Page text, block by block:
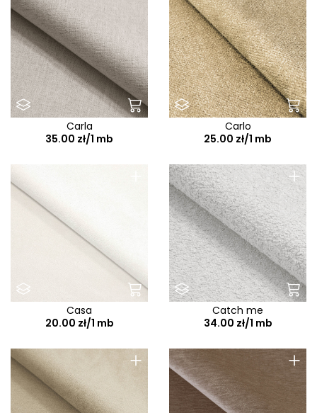
Carla
35.00 zł/1 mb
Carlo
25.00 zł/1 mb
Casa
20.00 zł/1 mb
+
Catch me
34.00 zł/1 mb
+ +